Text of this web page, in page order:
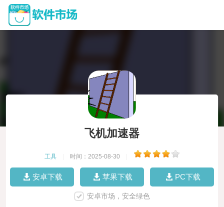
飞机加速器
工具 时间：2025-08-30
安卓下载 苹果下载 PC下载
安卓市场，安全绿色